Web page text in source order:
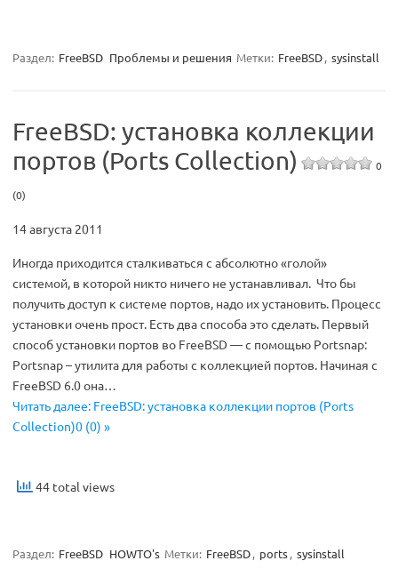
Раздел: FreeBSD Проблемы и решения Метки: FreeBSD, sysinstall
FreeBSD: установка коллекции
портов (Ports Collection)
0
(0)
14 августа 2011
Иногда приходится сталкиваться с абсолютно «голой»
системой, в которой никто ничего не устанавливал. Что бы
получить доступ к системе портов, надо их установить. Процесс
установки очень прост. Есть два способа это сделать. Первый
способ установки портов во FreeBSD — с помощью Portsnap:
Portsnap – утилита для работы с коллекцией портов. Начиная с
FreeBSD 6.0 она…
Читать далее: FreeBSD: установка коллекции портов (Ports
Collection)0 (0) »
44 total views
Раздел: FreeBSD HOWTO's Метки: FreeBSD, ports, sysinstall